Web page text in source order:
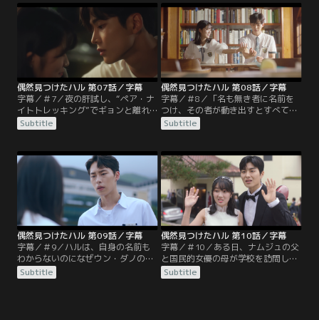
気づく。また、退院したダノは、運
命の彼がクラスメイトだったことを
知るが、2年7組出席番号13番の彼に
は、名前すらなかった。また、ダノ
は、夢にも思わなかった展開に唖然
とするドファに…。
を覚えてもらおうと、猛烈アピール
を繰り返すが思うような反応は得ら
れない。ところが、キャンプで訪れ
た海岸で、13番の彼を見つけ期待に
胸を膨らませる。しかし、ネーム通
りの…。
偶然見つけたハル 第07話／字幕
字幕／＃7／夜の肝試し、“ペア・ナ
イトトレッキング”でギョンと離れ
離れになってしまうダノ。恐怖に怯
えていると13番の彼が目の前に現れ
カズラ）の咲く渓谷の水辺にたどり
着くふたり。するとそこには無数の
ホタルが舞っていた。ダノは、素敵
な一日（ハル）に変えてくれた13番
を“ハル”と呼ぶことにする。シーン
は変わって…。
Subtitle
偶然見つけたハル 第08話／字幕
字幕／＃8／「名も無き者に名前を
つけ、その者が動き出すとすべてが
壊れる」とチン・ミチェに言われた
ように、少しずつ起きる身の回りの
でハルと一緒に過ごしていると、ダ
ノに関心のなかったはずのギョンに
絡まれハルが怪我をしてしまう。一
方ギョンは、家族同士の食事会に顔
を出さなかったダノのせいで、父親
から暴行を受ける…。
Subtitle
偶然見つけたハル 第09話／字幕
字幕／＃9／ハルは、自身の名前も
わからないのになぜウン・ダノの名
を知り、彼女ばかりを見つめている
のか、不思議に思う。そしてダノに
Subtitle
偶然見つけたハル 第10話／字幕
字幕／＃10／ある日、ナムジュの父
と国民的女優の母が学校を訪問し、
学生たちの歓迎を受ける。ナムジュ
と一緒にいるジュダは、ナムジュの
Subtitle